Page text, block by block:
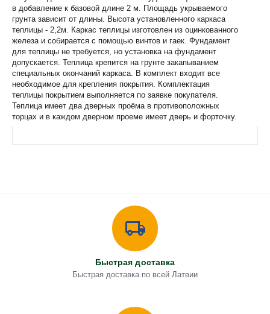
в добавление к базовой длине 2 м. Площадь укрываемого
грунта зависит от длины. Высота установленного каркаса
теплицы - 2,2м. Каркас теплицы изготовлен из оцинкованного
железа и собирается с помощью винтов и гаек. Фундамент
для теплицы не требуется, но установка на фундамент
допускается. Теплица крепится на грунте закапыванием
специальных окончаний каркаса. В комплект входит все
необходимое для крепления покрытия. Комплектация
теплицы покрытием выполняется по заявке покупателя.
Теплица имеет два дверных проёма в противоположных
торцах и в каждом дверном проеме имеет дверь и форточку.
Быстрая доставка
Быстрая доставка по всей Латвии